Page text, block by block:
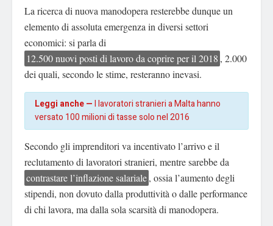
La ricerca di nuova manodopera resterebbe dunque un
elemento di assoluta emergenza in diversi settori
economici: si parla di
12.500 nuovi posti di lavoro da coprire per il 2018 , 2.000
dei quali, secondo le stime, resteranno inevasi.
Leggi anche —I lavoratori stranieri a Malta hanno
versato 100 milioni di tasse solo nel 2016
Secondo gli imprenditori va incentivato l’arrivo e il
reclutamento di lavoratori stranieri, mentre sarebbe da
contrastare l’inflazione salariale, ossia l’aumento degli
stipendi, non dovuto dalla produttività o dalle performance
di chi lavora, ma dalla sola scarsità di manodopera.